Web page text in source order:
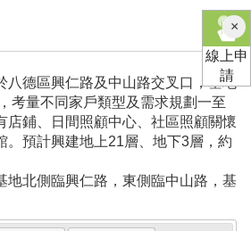
八德區興仁路及中山路交叉口，基地
考量不同家戶類型及需求規劃一至
店鋪、日間照顧中心、社區照顧關懷
。預計興建地上21層、地下3層，約
地北側臨興仁路，東側臨中山路，基
×關
閉
線上申
請